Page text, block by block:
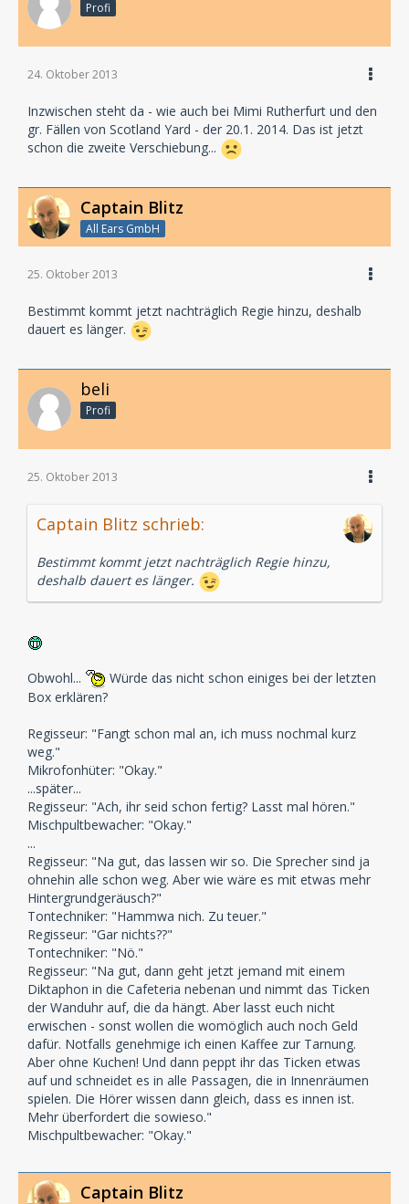
Profi
24. Oktober 2013
Inzwischen steht da - wie auch bei Mimi Rutherfurt und den
gr. Fällen von Scotland Yard - der 20.1. 2014. Das ist jetzt
schon die zweite Verschiebung...
Captain Blitz
All Ears GmbH
25. Oktober 2013
Bestimmt kommt jetzt nachträglich Regie hinzu, deshalb
dauert es länger.
beli
Profi
25. Oktober 2013
Captain Blitz schrieb:
Bestimmt kommt jetzt nachträglich Regie hinzu,
deshalb dauert es länger.
Obwohl...
Würde das nicht schon einiges bei der letzten
Box erklären?
Regisseur: "Fangt schon mal an, ich muss nochmal kurz
weg."
Mikrofonhüter: "Okay."
...später...
Regisseur: "Ach, ihr seid schon fertig? Lasst mal hören."
Mischpultbewacher: "Okay."
...
Regisseur: "Na gut, das lassen wir so. Die Sprecher sind ja
ohnehin alle schon weg. Aber wie wäre es mit etwas mehr
Hintergrundgeräusch?"
Tontechniker: "Hammwa nich. Zu teuer."
Regisseur: "Gar nichts??"
Tontechniker: "Nö."
Regisseur: "Na gut, dann geht jetzt jemand mit einem
Diktaphon in die Cafeteria nebenan und nimmt das Ticken
der Wanduhr auf, die da hängt. Aber lasst euch nicht
erwischen - sonst wollen die womöglich auch noch Geld
dafür. Notfalls genehmige ich einen Kaffee zur Tarnung.
Aber ohne Kuchen! Und dann peppt ihr das Ticken etwas
auf und schneidet es in alle Passagen, die in Innenräumen
spielen. Die Hörer wissen dann gleich, dass es innen ist.
Mehr überfordert die sowieso."
Mischpultbewacher: "Okay."
Captain Blitz